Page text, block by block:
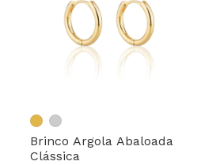
Brinco Argola Abaloada
Clássica